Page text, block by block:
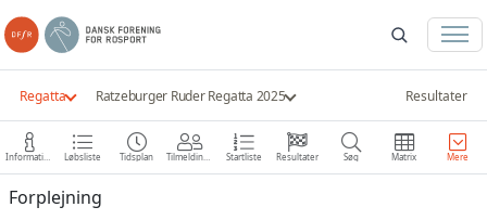
Regatta Ratzeburger Ruder Regatta 2025 Resultater
Information Løbsliste Tidsplan Tilmeldinger Startliste Resultater Søg Matrix Mere
Forplejning